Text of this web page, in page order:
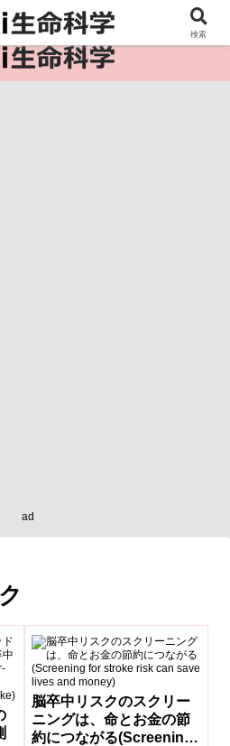
・生物の情報インフラ。
ad
脳卒中リスクのスクリー
ニングは、命とお金の節
約につながる(Screening
検索